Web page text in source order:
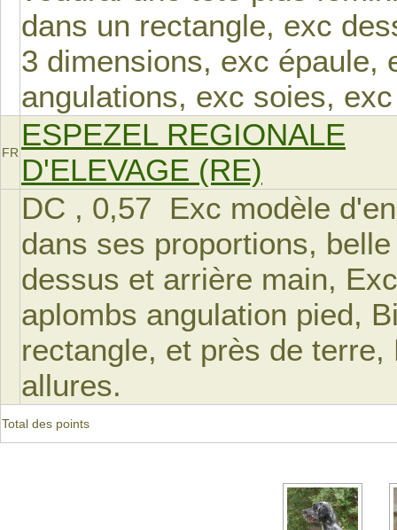
dans un rectangle, exc
3 dimensions, exc épaule,
angulations, exc soies,
FR
ESPEZEL REGIONALE
D'ELEVAGE (RE)
DC , 0,57 Exc modèle
dans ses proportions,
dessus et arrière main,
aplombs angulation pied,
rectangle, et près de
allures.
Total des points